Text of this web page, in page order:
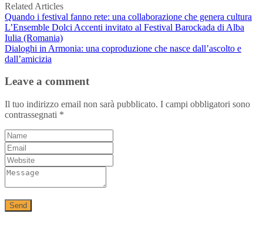
Related Articles
Quando i festival fanno rete: una collaborazione che genera cultura
L’Ensemble Dolci Accenti invitato al Festival Barockada di Alba
Iulia (Romania)
Dialoghi in Armonia: una coproduzione che nasce dall’ascolto e
dall’amicizia
Leave a comment
Il tuo indirizzo email non sarà pubblicato. I campi obbligatori sono
contrassegnati *